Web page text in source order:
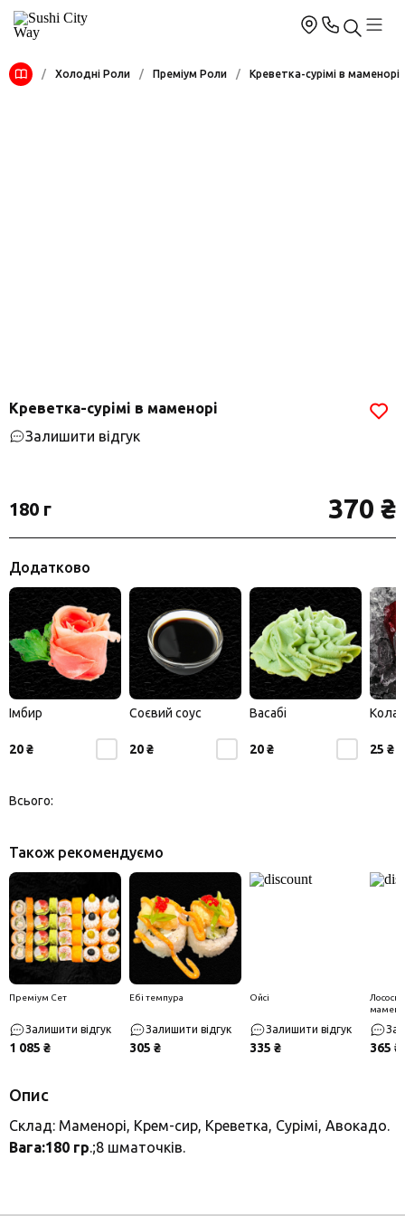
/ Холодні Роли / Преміум Роли / Креветка-сурімі в маменорі
Креветка-сурімі в маменорі
Залишити відгук
180 г 370 ₴
Додатково
Імбир
20 ₴
Соєвий соус
20 ₴
Васабі
20 ₴
Кола
25 ₴
Всього:
Також рекомендуємо
Преміум Сет
Залишити відгук
1 085 ₴
Ебі темпура
Залишити відгук
305 ₴
Ойсі
Залишити відгук
335 ₴
Лосось
365 ₴
Опис
Склад: Маменорі, Крем-сир, Креветка, Сурімі, Авокадо.
Вага:180 гр.;8 шматочків.